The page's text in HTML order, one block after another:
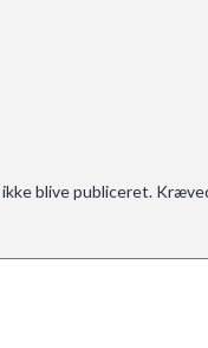
blive publiceret.